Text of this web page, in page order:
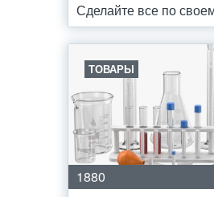
Сделайте все по
ТОВАРЫ
1880